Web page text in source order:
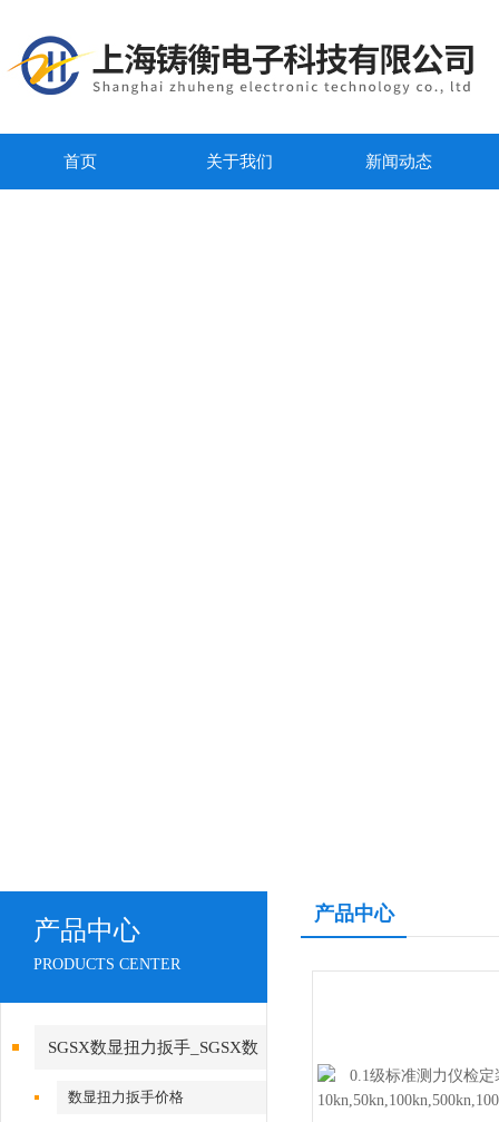
首页 关于我们 新闻动态
产品中心
PRODUCTS CENTER
SGSX数显扭力扳手_SGSX数
显扭力扳手
数显扭力扳手价格
产品中心